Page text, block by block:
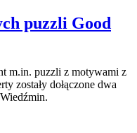
puzzli Good
m.in. puzzli z motywami z
zostały dołączone dwa